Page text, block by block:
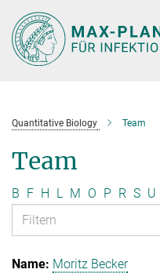
Hauptinhalt
Quantitative Biology Team
Team
B F H L M O P R S U
Moritz Becker